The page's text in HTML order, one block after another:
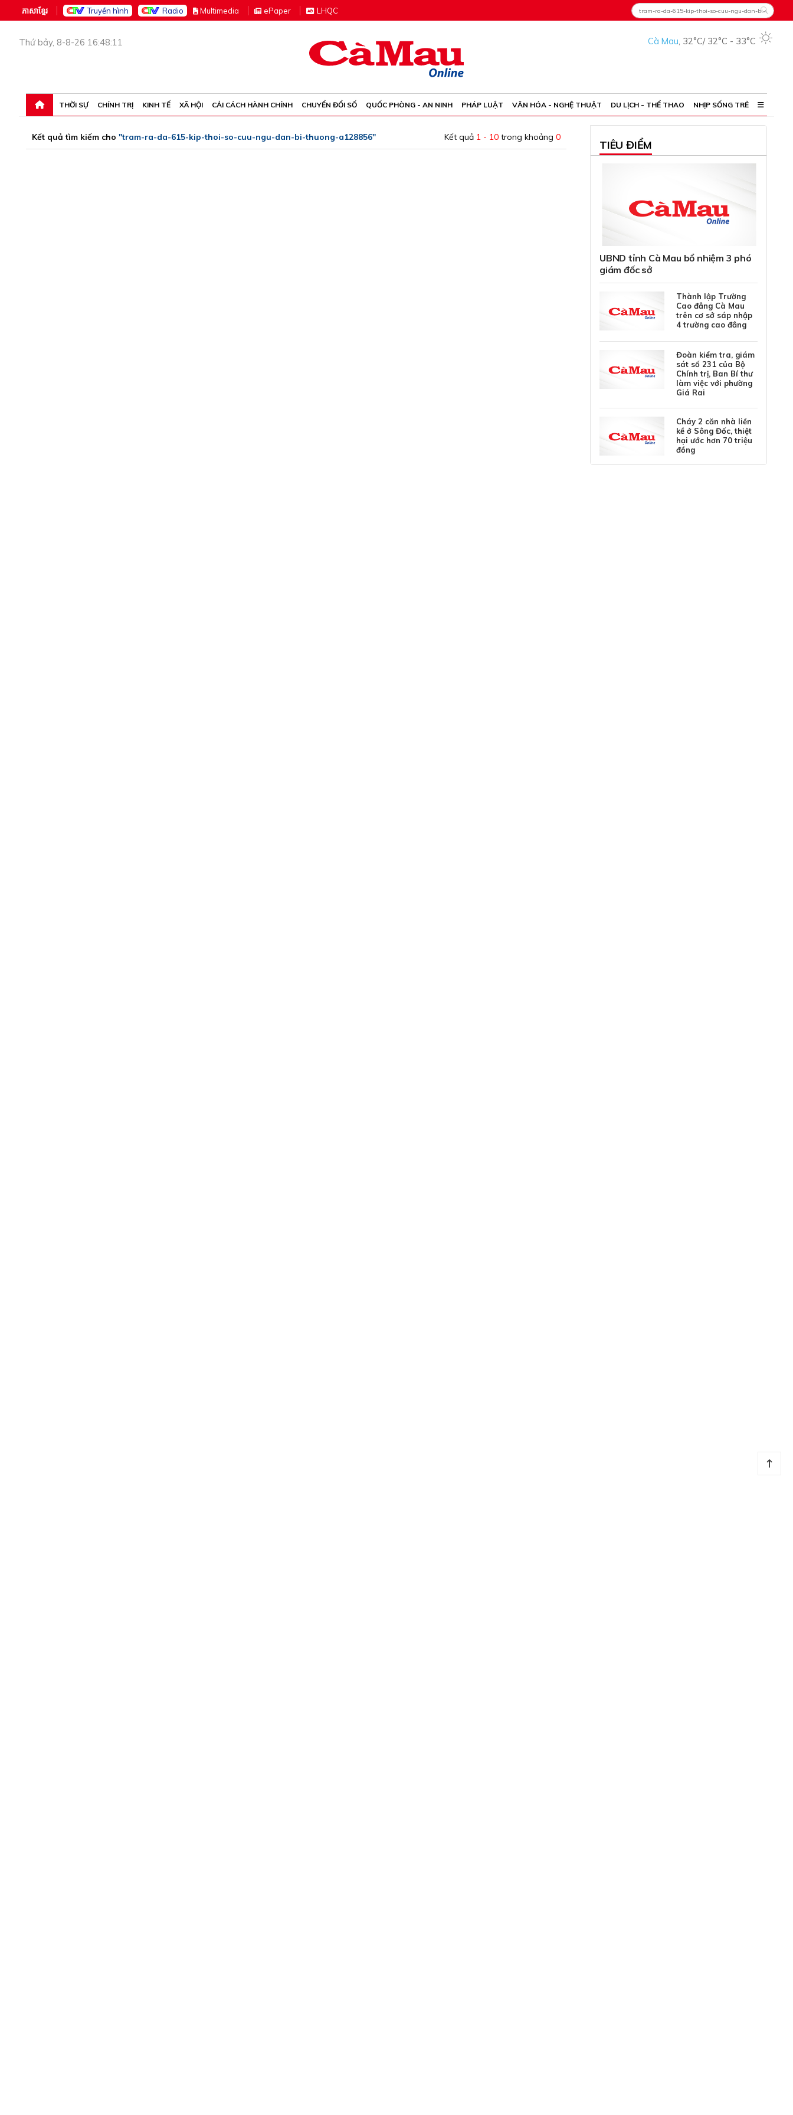
ភាសាខ្មែរ Truyền hình Radio Multimedia ePaper LHQC
Thứ bảy, 8-8-26 16:48:11 Cà Mau, 32°C/ 32°C - 33°C
THỜI SỰ CHÍNH TRỊ KINH TẾ XÃ HỘI CẢI CÁCH HÀNH CHÍNH CHUYỂN ĐỔI SỐ QUỐC PHÒNG - AN NINH PHÁP LUẬT VĂN HÓA - NGHỆ THUẬT DU LỊCH - THỂ THAO NHỊP SỐNG TRẺ
Kết quả tìm kiếm cho "tram-ra-da-615-kip-thoi-so-cuu-ngu-dan-bi-thuong-a128856" Kết quả 1 - 10 trong khoảng 0
TIÊU ĐIỂM
UBND tỉnh Cà Mau bổ nhiệm 3 phó
giám đốc sở
Thành lập Trường
Cao đẳng Cà Mau
trên cơ sở sáp nhập
4 trường cao đẳng
Đoàn kiểm tra, giám
sát số 231 của Bộ
Chính trị, Ban Bí thư
làm việc với phường
Giá Rai
Cháy 2 căn nhà liền
kề ở Sông Đốc, thiệt
hại ước hơn 70 triệu
đồng